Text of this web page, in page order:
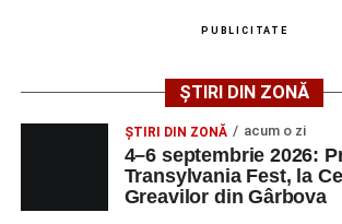
Femeie de 66 de ani, transportată
strada Dorobanți din Sebeș
Accident pe strada Dorobanți din
de 66 de ani rănită grav, după ce
motocicletă
4–6 septembrie 2026: Prima ediție
PUBLICITATE
ȘTIRI DIN ZONĂ
ȘTIRI DIN ZONĂ acum o zi
4–6 septembrie 2026:
Transylvania Fest, la
Greavilor din Gârbova